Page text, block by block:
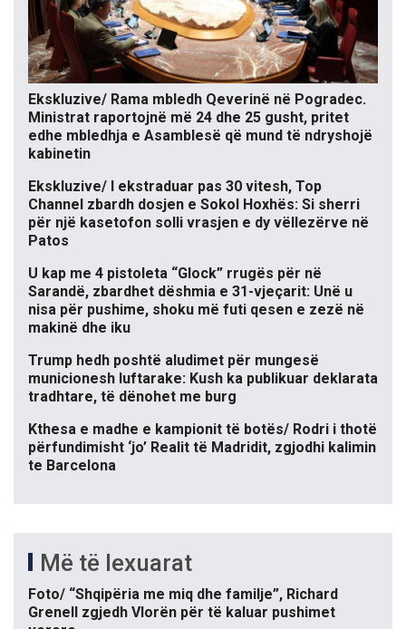
Ekskluzive/ Rama mbledh Qeverinë në Pogradec.
Ministrat raportojnë më 24 dhe 25 gusht, pritet
edhe mbledhja e Asamblesë që mund të ndryshojë
kabinetin
Ekskluzive/ I ekstraduar pas 30 vitesh, Top
Channel zbardh dosjen e Sokol Hoxhës: Si sherri
për një kasetofon solli vrasjen e dy vëllezërve në
Patos
U kap me 4 pistoleta “Glock” rrugës për në
Sarandë, zbardhet dëshmia e 31-vjeçarit: Unë u
nisa për pushime, shoku më futi qesen e zezë në
makinë dhe iku
Trump hedh poshtë aludimet për mungesë
municionesh luftarake: Kush ka publikuar deklarata
tradhtare, të dënohet me burg
Kthesa e madhe e kampionit të botës/ Rodri i thotë
përfundimisht ‘jo’ Realit të Madridit, zgjodhi kalimin
te Barcelona
Më të lexuarat
Foto/ “Shqipëria me miq dhe familje”, Richard
Grenell zgjedh Vlorën për të kaluar pushimet